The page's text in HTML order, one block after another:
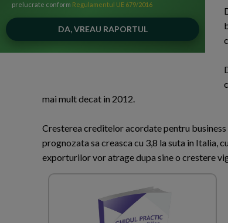
mai mult decat in 2012.
Cresterea creditelor acordate pentru
prognozata sa creasca cu 3,8 la suta in Italia,
exporturilor vor atrage dupa sine o crestere
prelucrate conform Regulamentul UE 679/2016